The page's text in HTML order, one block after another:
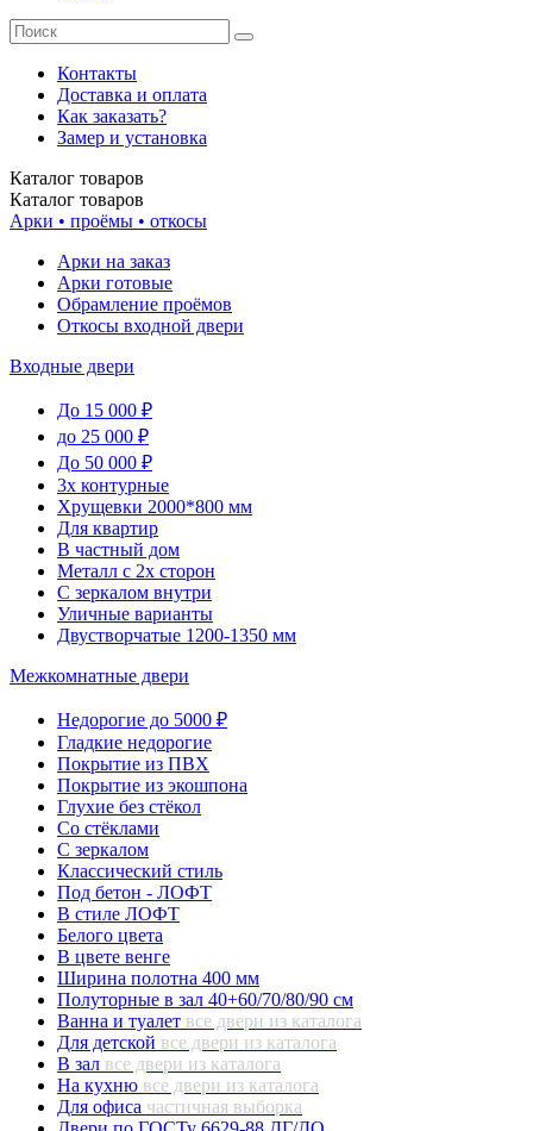
Контакты
Доставка и оплата
Как заказать?
Замер и установка
Каталог товаров
Каталог товаров
Арки • проёмы • откосы
Арки на заказ
Арки готовые
Обрамление проёмов
Откосы входной двери
Входные двери
До 15 000 ₽
до 25 000 ₽
До 50 000 ₽
3х контурные
Хрущевки 2000*800 мм
Для квартир
В частный дом
Металл с 2х сторон
С зеркалом внутри
Уличные варианты
Двустворчатые 1200-1350 мм
Межкомнатные двери
Недорогие до 5000 ₽
Гладкие недорогие
Покрытие из ПВХ
Покрытие из экошпона
Глухие без стёкол
Со стёклами
С зеркалом
Классический стиль
Под бетон - ЛОФТ
В стиле ЛОФТ
Белого цвета
В цвете венге
Ширина полотна 400 мм
Полуторные в зал 40+60/70/80/90 см
Ванна и туалет все двери из каталога
Для детской все двери из каталога
В зал все двери из каталога
На кухню все двери из каталога
Для офиса частичная выборка